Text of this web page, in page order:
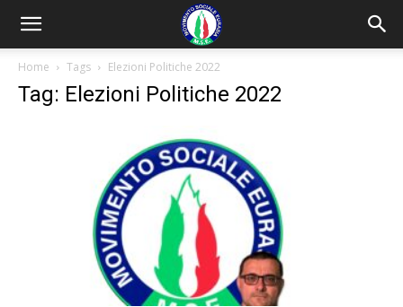
Home Tags Elezioni Politiche 2022
Tag: Elezioni Politiche 2022